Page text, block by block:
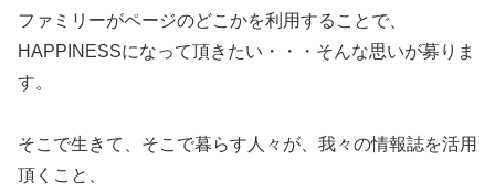
ファミリーがページのどこかを利用することで、
HAPPINESSになって頂きたい・・・そんな思いが募りま
す。
そこで生きて、そこで暮らす人々が、我々の情報誌を活用
頂くこと、